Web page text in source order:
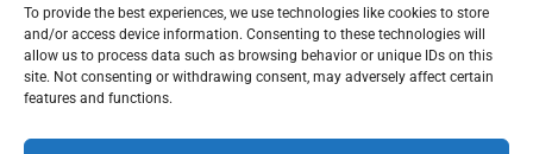
To provide the best experiences, we use technologies like cookies to store
and/or access device information. Consenting to these technologies will
allow us to process data such as browsing behavior or unique IDs on this
site. Not consenting or withdrawing consent, may adversely affect certain
features and functions.
US GB FR IT ES NL AU BR CA